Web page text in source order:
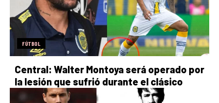
FÚTBOL
Central: Walter Montoya será operado por
la lesión que sufrió durante el clásico